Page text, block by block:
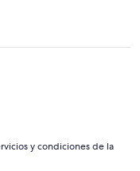
y condiciones de la